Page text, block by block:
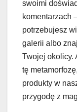
swoimi
komentarzach
potrzebujesz
galerii albo
Twojej okolicy.
tę
produkty w
przygodę z